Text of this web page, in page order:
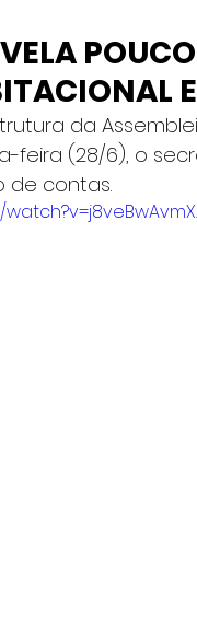
da
feira (28/6), o
de contas.